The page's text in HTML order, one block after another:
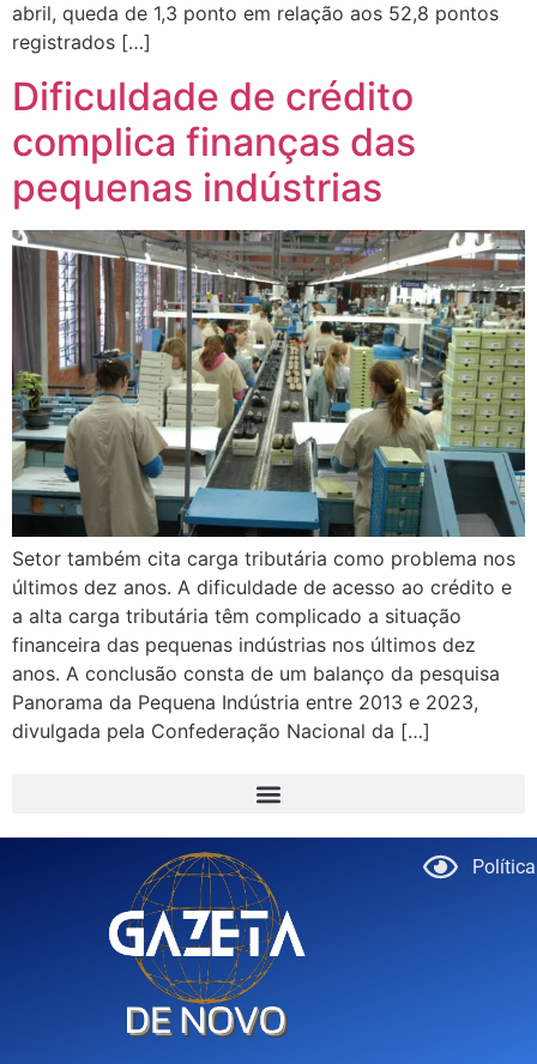
abril, queda de 1,3 ponto em relação aos 52,8 pontos
registrados […]
Dificuldade de crédito
complica finanças das
pequenas indústrias
Setor também cita carga tributária como problema nos
últimos dez anos. A dificuldade de acesso ao crédito e
a alta carga tributária têm complicado a situação
financeira das pequenas indústrias nos últimos dez
anos. A conclusão consta de um balanço da pesquisa
Panorama da Pequena Indústria entre 2013 e 2023,
divulgada pela Confederação Nacional da […]